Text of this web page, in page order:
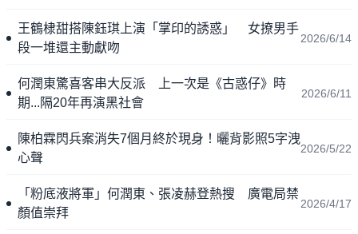
王鶴棣甜搭陳鈺琪上演「掌印的誘惑」 女撩男手
段一堆還主動獻吻
2026/6/14
何潤東驚喜客串大反派 上一次是《古惑仔》時
期...隔20年再演黑社會
2026/6/11
陳柏霖閃兵案消失7個月終於現身！曬背影照5字洩
心聲
2026/5/22
「粉底液將軍」何潤東、張凌赫登熱搜 廣電局禁
顏值崇拜
2026/4/17